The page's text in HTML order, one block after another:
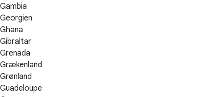
Gambia
Georgien
Ghana
Gibraltar
Grenada
Grækenland
Grønland
Guadeloupe